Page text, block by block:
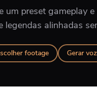
um preset
legendas alinhadas
footage Gerar voz